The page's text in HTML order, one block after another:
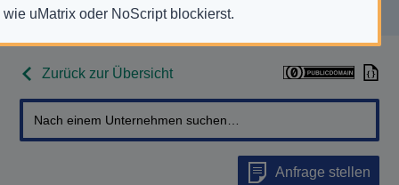
wie uMatrix oder NoScript blockierst.
Zurück zur Übersicht
Anfrage stellen